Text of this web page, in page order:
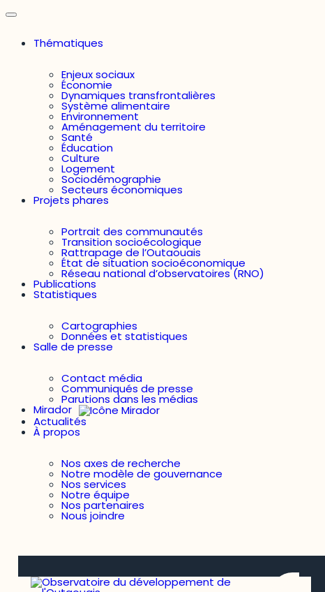
Thématiques
Enjeux sociaux
Économie
Dynamiques transfrontalières
Système alimentaire
Environnement
Aménagement du territoire
Santé
Éducation
Culture
Logement
Sociodémographie
Secteurs économiques
Projets phares
Portrait des communautés
Transition socioécologique
Rattrapage de l’Outaouais
État de situation socioéconomique
Réseau national d’observatoires (RNO)
Publications
Statistiques
Cartographies
Données et statistiques
Salle de presse
Contact média
Communiqués de presse
Parutions dans les médias
Mirador
Actualités
À propos
Nos axes de recherche
Notre modèle de gouvernance
Nos services
Notre équipe
Nos partenaires
Nous joindre